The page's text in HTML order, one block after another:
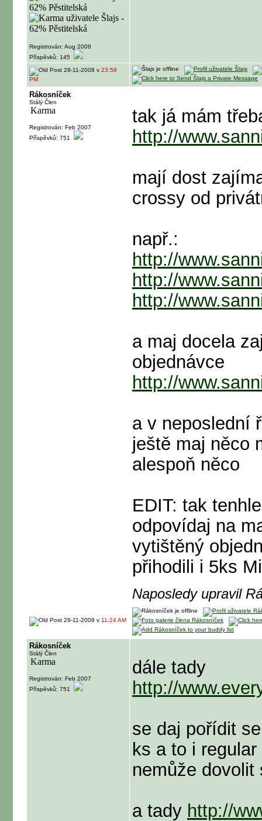
Registrován: Aug 2008
Příspěvků: 145
28-11-2008 v 23:58
PM
Rákosníček
Stálý Člen
Registrován: Feb 2007
Příspěvků: 751
tak já mám
http://
mají dost
crossy od
např.:
http://
http://
http://
a maj docela
objednávce
http://
a v neposlední
ještě maj něco
alespoň něco
EDIT: tak
odpovídaj na
vytištěný
přihodili i 5ks
Naposledy upravil
29-11-2008 v 11:24 AM
Rákosníček
Stálý Člen
Registrován: Feb 2007
Příspěvků: 751
dále tady
http://
se daj pořídit
ks a to i
nemůže dovolit
a tady http://